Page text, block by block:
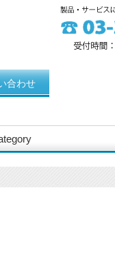
合わせ